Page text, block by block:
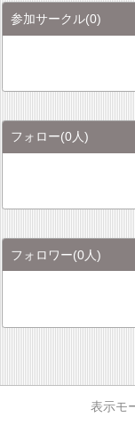
参加サークル(0)
フォロー(0人)
フォロワー(0人)